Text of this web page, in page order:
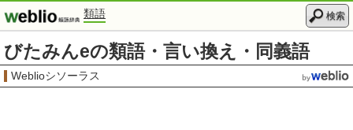
類語 検索
びたみんeの類語・言い換え・同義語
Weblioシソーラス